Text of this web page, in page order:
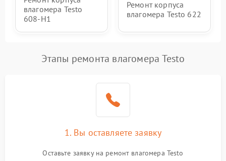
влагомера Testo
608-H1
Ремонт корпуса
влагомера Testo 622
Этапы ремонта влагомера Testo
1. Вы оставляете заявку
Оставьте заявку на ремонт влагомера Testo